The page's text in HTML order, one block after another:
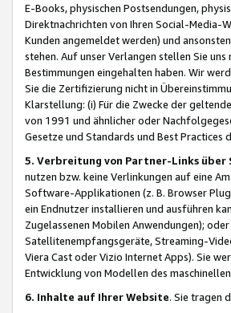
E-Books, physischen Postsendungen,
Direktnachrichten von Ihren Social-Media-
Kunden angemeldet werden) und
stehen. Auf unser Verlangen stellen Sie
Bestimmungen eingehalten haben. Wir
Sie die Zertifizierung nicht in
Klarstellung: (i) Für die Zwecke der
von 1991 und ähnlicher oder
Gesetze und Standards und Best
5. Verbreitung von Partner-Links über
nutzen bzw. keine Verlinkungen auf eine
Software-Applikationen (z. B. Browser
ein Endnutzer installieren und ausführen
Zugelassenen Mobilen Anwendungen);
Satellitenempfangsgeräte, Streaming-
Viera Cast oder Vizio Internet Apps). Sie
Entwicklung von Modellen des
6. Inhalte auf Ihrer Website. Sie tragen